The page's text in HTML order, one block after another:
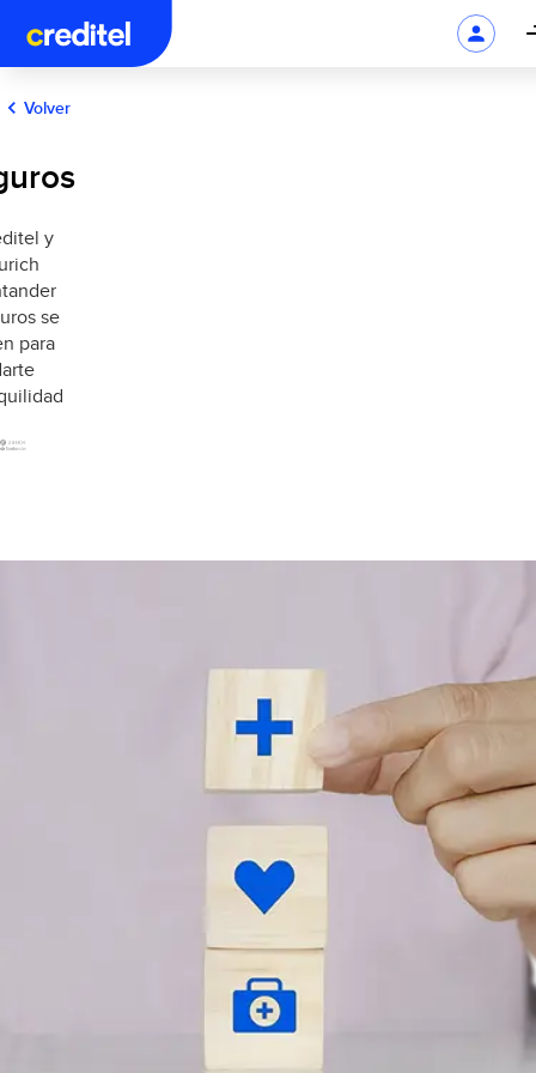
Volver
y
se
para